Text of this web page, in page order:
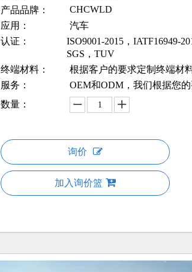
产品品牌：
CHCWLD
应用：
汽车
认证：
ISO9001-2015，IATF16949-
SGS，TUV
终端材料：
根据客户的要求定制终端材
服务：
OEM和ODM，我们根据您的
数量：
询价
加入询价篮